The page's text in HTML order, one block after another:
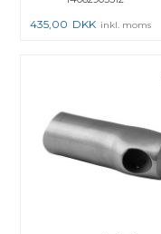
435,00 DKK inkl. moms